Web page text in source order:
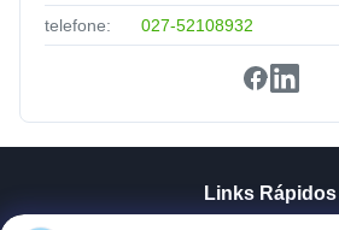
telefone: 027-52108932
Links Rápidos